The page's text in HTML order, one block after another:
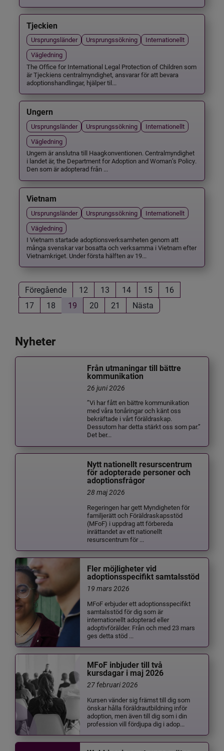
Tjeckien
Ursprungsländer Ursprungssökning
Internationellt
Vägledning
The Office for International Legal Protection of Children som
är Tjeckiens centralmyndighet, ansvarar för att bevara
adoptionshandlingar, hjälper til...
Ungern
Ursprungsländer Ursprungssökning
Internationellt
Vägledning
Ungern är anslutna till Haagkonventionen. Centralmyndighet
i landet är, the Department for Adoption and Woman’s Policy.
Den som är adopterad från ...
Vietnam
Ursprungsländer Ursprungssökning
Internationellt
Vägledning
I Vietnam startade adoptionsverksamheten genom att
många svenskar var bosatta och verksamma i Vietnam efter
Vietnamkriget. Under första hälften av 19...
Föregående 12 13 14 15
16
17
18 19 20 21 Nästa
Nyheter
Från utmaningar till bättre
kommunikation
26 juni 2026
”Vi har fått en bättre kommunikation
med våra tonåringar och känt oss
bekräftade i vårt föräldraskap.
Dessutom har detta stärkt oss som par.”
Det ber...
Nytt nationellt resurscentrum
för adopterade personer och
adoptionsfrågor
28 maj 2026
Regeringen har gett Myndigheten för
familjerätt och Föräldraskapsstöd
(MFoF) i uppdrag att förbereda
inrättandet av ett nationellt
resurscentrum för ...
Fler möjligheter vid
adoptionsspecifikt samtalsstöd
19 mars 2026
MFoF erbjuder ett adoptionsspecifikt
samtalsstöd för dig som är
internationellt adopterad eller
adoptivförälder. Från och med 23 mars
ges detta stöd ...
MFoF inbjuder till två
kursdagar i maj 2026
27 februari 2026
Kursen vänder sig främst till dig som
önskar hålla föräldrautbildning inför
adoption, men även till dig som i din
profession vill fördjupa dig i adop...